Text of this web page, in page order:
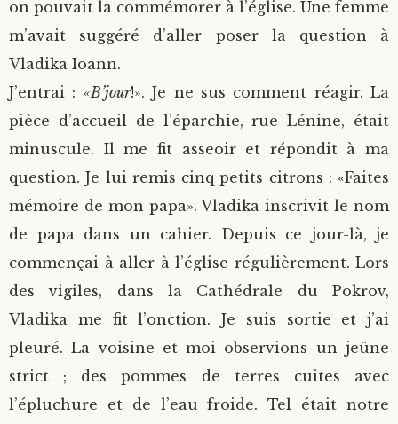
on pouvait la commémorer à l’église. Une femme
m’avait suggéré d’aller poser la question à
Vladika Ioann.
J’entrai : «B’jour!». Je ne sus comment réagir. La
pièce d’accueil de l’éparchie, rue Lénine, était
minuscule. Il me fit asseoir et répondit à ma
question. Je lui remis cinq petits citrons : «Faites
mémoire de mon papa». Vladika inscrivit le nom
de papa dans un cahier. Depuis ce jour-là, je
commençai à aller à l’église régulièrement. Lors
des vigiles, dans la Cathédrale du Pokrov,
Vladika me fit l’onction. Je suis sortie et j’ai
pleuré. La voisine et moi observions un jeûne
strict ; des pommes de terres cuites avec
l’épluchure et de l’eau froide. Tel était notre